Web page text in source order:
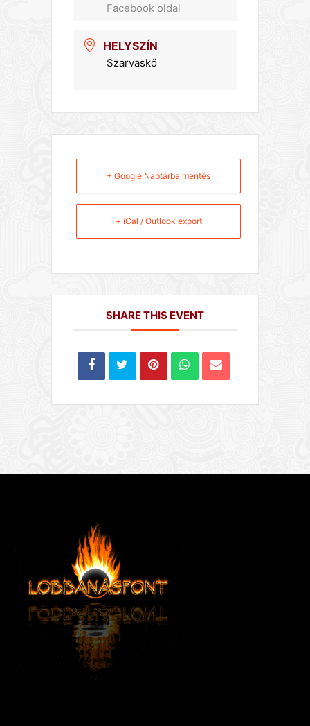
Facebook oldal
HELYSZÍN
Szarvaskő
+ Google Naptárba mentés
+ iCal / Outlook export
SHARE THIS EVENT